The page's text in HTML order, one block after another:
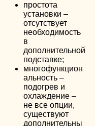
простота
установки –
отсутствует
необходимость
в
дополнительной
подставке;
многофункцион
альность –
подогрев и
охлаждение –
не все опции,
существуют
дополнительны